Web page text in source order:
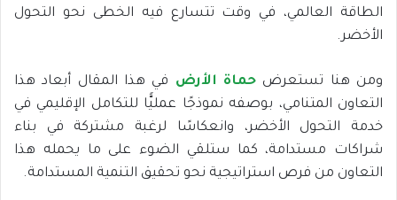
الطاقة العالمي، في وقت تتسارع فيه الخطى نحو التحول
الأخضر.
ومن هنا تستعرض حماة الأرض في هذا المقال أبعاد هذا
التعاون المتنامي، بوصفه نموذجًا عمليًّا للتكامل الإقليمي في
خدمة التحول الأخضر، وانعكاسًا لرغبة مشتركة في بناء
شراكات مستدامة، كما ستلقي الضوء على ما يحمله هذا
التعاون من فرص استراتيجية نحو تحقيق التنمية المستدامة.